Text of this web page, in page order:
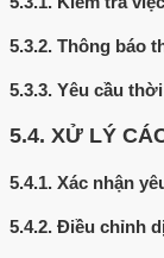
5.3.2. Thông báo
5.3.3. Yêu cầu
5.4. XỬ LÝ
5.4.1. Xác nhận
5.4.2. Điều chỉnh